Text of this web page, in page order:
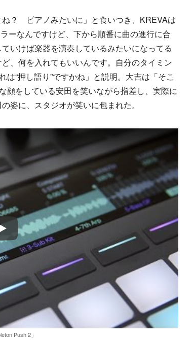
？ ピアノみたいに」と食いつき、KREVAは
ーなんですけど、下から順番に曲の進行に合
いけば楽器を演奏しているみたいになってる
、何を入れてもいいんです。自分のタイミン
は“押し語り”ですかね」と説明。大吉は「そこ
顔をしている安田を笑いながら指差し、実際に
姿に、スタジオが笑いに包まれた。
Push 2」